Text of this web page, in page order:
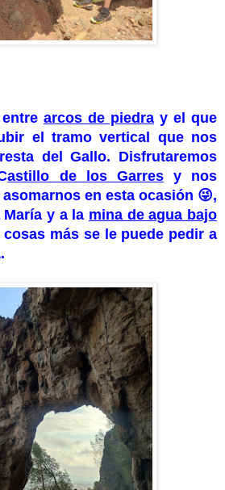
arcos de piedra y el que
el tramo vertical que nos
del Gallo. Disfrutaremos
astillo de los Garresy nos
en esta ocasión 😜,
y a la mina de agua bajo
cosas más se le puede pedir a